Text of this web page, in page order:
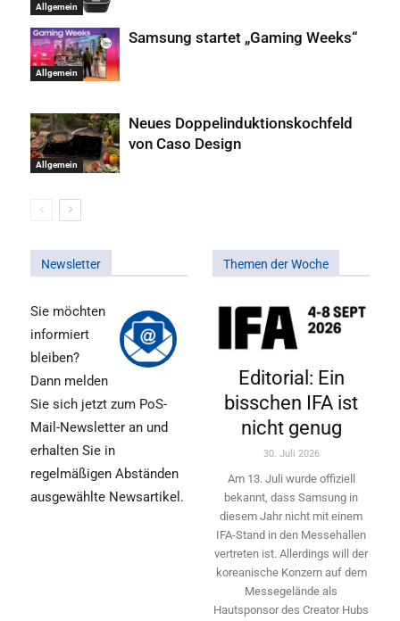
Allgemein
Allgemein
Samsung startet „Gaming Weeks“
Allgemein
Neues Doppelinduktionskochfeld
von Caso Design
Newsletter
Sie möchten
informiert
bleiben?
Dann melden
Sie sich jetzt zum PoS-
Mail-Newsletter an und
erhalten Sie in
regelmäßigen Abständen
ausgewählte Newsartikel.
Themen der Woche
Editorial: Ein
bisschen IFA ist
nicht genug
30. Juli 2026
Am 13. Juli wurde offiziell
bekannt, dass Samsung in
diesem Jahr nicht mit einem
IFA-Stand in den Messehallen
vertreten ist. Allerdings will ­der
koreanische Konzern auf dem
Messegelände als
Hautsponsor des Creator Hubs